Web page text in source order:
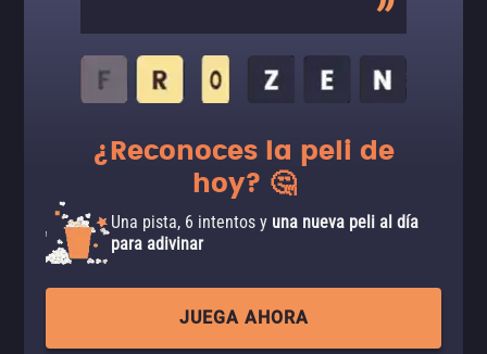
¿Reconoces la peli de
hoy? 🤔
Una pista, 6 intentos y una nueva peli al día
para adivinar
JUEGA AHORA